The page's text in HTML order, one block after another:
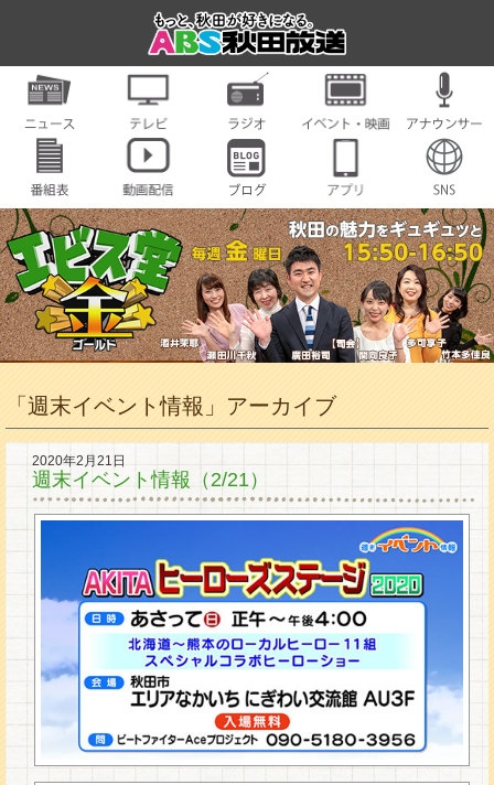
「週末イベント情報」アーカイブ
2020年2月21日
週末イベント情報（2/21）